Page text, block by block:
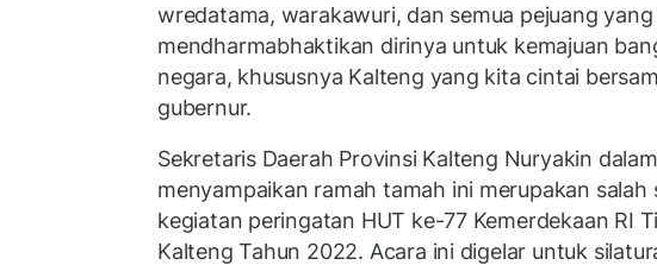
wredatama, warakawuri, dan semua pejuang
mendharmabhaktikan dirinya untuk kemajuan
negara, khususnya Kalteng yang kita cintai
gubernur.
Sekretaris Daerah Provinsi Kalteng Nuryakin
menyampaikan ramah tamah ini merupakan salah
kegiatan peringatan HUT ke-77 Kemerdekaan RI
Kalteng Tahun 2022. Acara ini digelar untuk